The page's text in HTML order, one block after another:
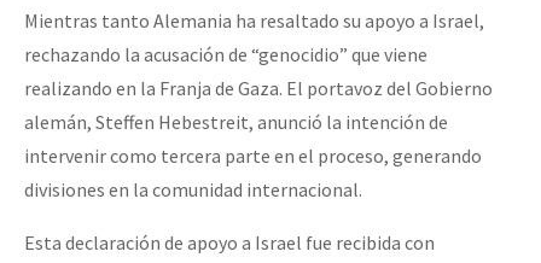
Mientras tanto Alemania ha resaltado su apoyo a Israel,
rechazando la acusación de “genocidio” que viene
realizando en la Franja de Gaza. El portavoz del Gobierno
alemán, Steffen Hebestreit, anunció la intención de
intervenir como tercera parte en el proceso, generando
divisiones en la comunidad internacional.
Esta declaración de apoyo a Israel fue recibida con